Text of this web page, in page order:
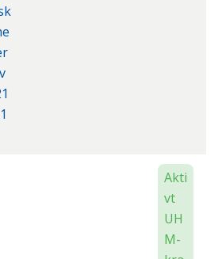
Akti
vt
UH
M-